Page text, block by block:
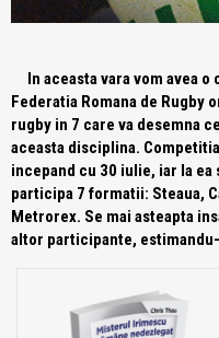
In aceasta vara vom avea
Federatia Romana de Rugby
rugby in 7 care va desemna
aceasta disciplina.
incepand cu 30 iulie, iar la
participa 7 formatii: Steaua,
Metrorex. Se mai asteapta
altor participante,